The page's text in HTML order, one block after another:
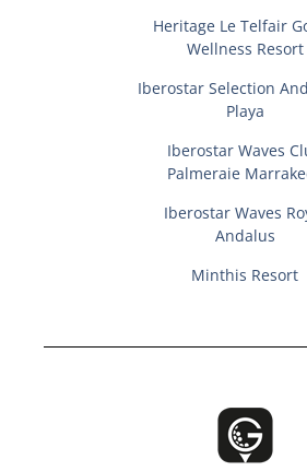
Heritage Le Telfair
Wellness Resort
Iberostar Selection
Playa
Iberostar Waves
Palmeraie
Iberostar Waves
Andalus
Minthis Resort